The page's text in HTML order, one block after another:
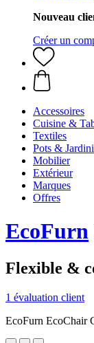
Nouveau
Créer un
Accessoires
Cuisine &
Textiles
Pots &
Mobilier
Extérieur
Marques
Offres
EcoFurn
Flexible &
1 évaluation client
EcoFurn EcoChair